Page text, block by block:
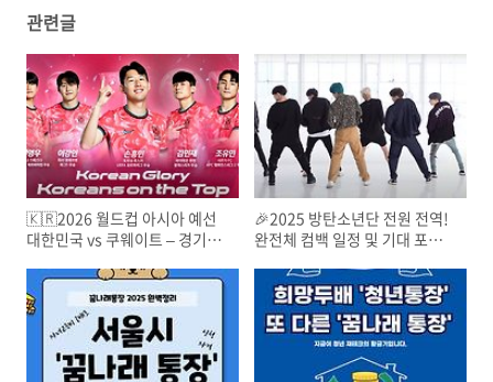
관련글
🇰🇷2026 월드컵 아시아 예선
대한민국 vs 쿠웨이트 – 경기정
🎉2025 방탄소년단 전원 전역!
완전체 컴백 일정 및 기대 포인